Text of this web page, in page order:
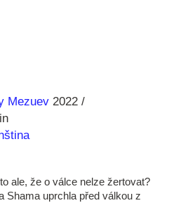
Mezuev 2022
ale, že o válce nelze žertovat?
Shama uprchla před válkou z